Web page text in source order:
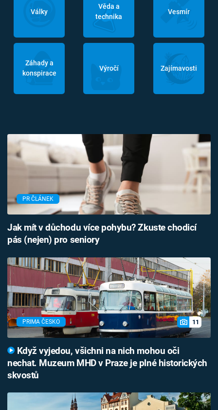
Války
Věda a
technika
Vesmír
Záhady a
konspirace
Výročí Zajímavosti
PR ČLÁNEK
Jak mít v důchodu více pohybu? Zkuste chodicí
pás (nejen) pro seniory
PRIMA ČESKO 11
Když vyjedou, všichni na nich mohou oči
nechat. Muzeum MHD v Praze je plné historických
skvostů